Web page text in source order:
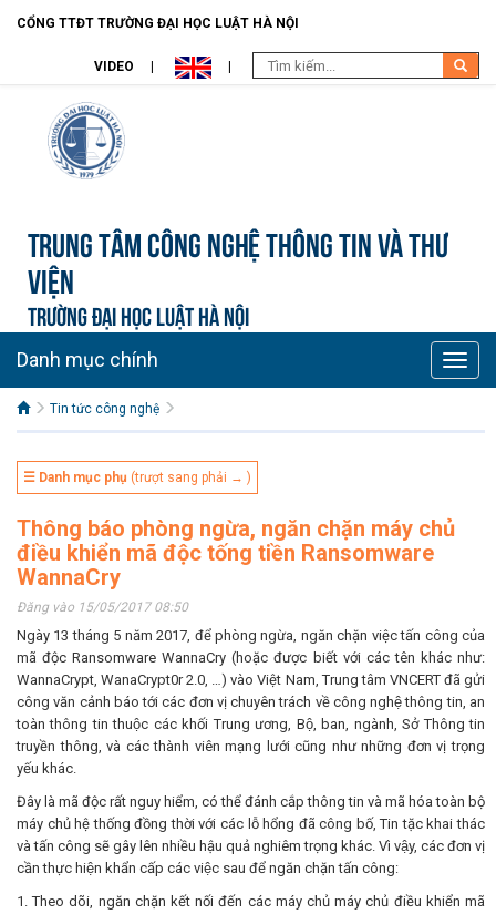
CỔNG TTĐT TRƯỜNG ĐẠI HỌC LUẬT HÀ NỘI
VIDEO
Trung tâm công nghệ thông tin và Thư
viện
TRƯỜNG ĐẠI HỌC LUẬT HÀ NỘI
Toggle
Danh mục chính
Tin tức công nghệ
☰ Danh mục phụ (trượt sang phải → )
Thông báo phòng ngừa, ngăn chặn máy chủ
điều khiển mã độc tống tiền Ransomware
WannaCry
Đăng vào 15/05/2017 08:50
Ngày 13 tháng 5 năm 2017, để phòng ngừa, ngăn chặn việc tấn công của
mã độc Ransomware WannaCry (hoặc được biết với các tên khác như:
WannaCrypt, WanaCrypt0r 2.0, …) vào Việt Nam, Trung tâm VNCERT đã gửi
công văn cảnh báo tới các đơn vị chuyên trách về công nghệ thông tin, an
toàn thông tin thuộc các khối Trung ương, Bộ, ban, ngành, Sở Thông tin
truyền thông, và các thành viên mạng lưới cũng như những đơn vị trọng
yếu khác.
Đây là mã độc rất nguy hiểm, có thể đánh cắp thông tin và mã hóa toàn bộ
máy chủ hệ thống đồng thời với các lỗ hổng đã công bố, Tin tặc khai thác
và tấn công sẽ gây lên nhiều hậu quả nghiêm trọng khác. Vì vậy, các đơn vị
cần thực hiện khẩn cấp các việc sau để ngăn chặn tấn công:
1. Theo dõi, ngăn chặn kết nối đến các máy chủ máy chủ điều khiển mã